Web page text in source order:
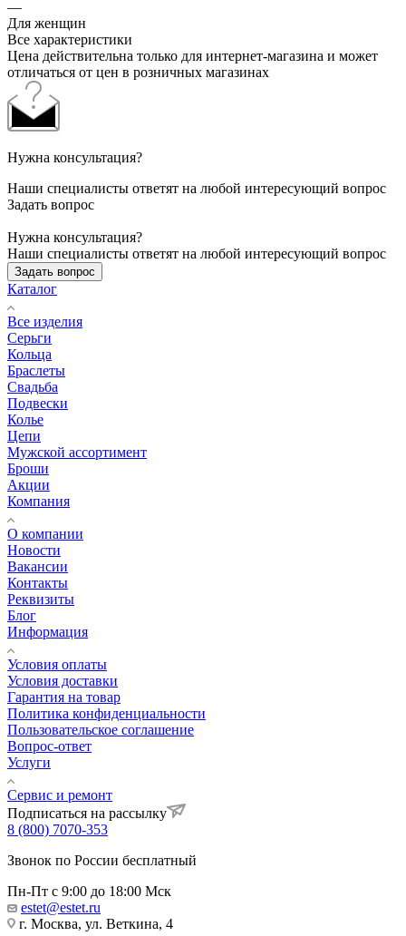
—
Для женщин
Все характеристики
Цена действительна только для интернет-магазина и может
отличаться от цен в розничных магазинах
Нужна консультация?
Наши специалисты ответят на любой интересующий вопрос
Задать вопрос
Нужна консультация?
Наши специалисты ответят на любой интересующий вопрос
Задать вопрос
Каталог
Все изделия
Серьги
Кольца
Браслеты
Свадьба
Подвески
Колье
Цепи
Мужской ассортимент
Броши
Акции
Компания
О компании
Новости
Вакансии
Контакты
Реквизиты
Блог
Информация
Условия оплаты
Условия доставки
Гарантия на товар
Политика конфиденциальности
Пользовательское соглашение
Вопрос-ответ
Услуги
Сервис и ремонт
Подписаться на рассылку
8 (800) 7070-353
Звонок по России бесплатный
Пн-Пт с 9:00 до 18:00 Мск
estet@estet.ru
г. Москва, ул. Веткина, 4